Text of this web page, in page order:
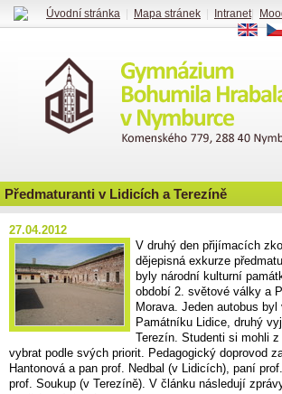
Předmaturanti v Lidicích a Terezíně
27.04.2012
V druhý den přijímacích
dějepisná exkurze
byly národní kulturní
období 2. světové války a
Morava. Jeden autobus byl
Památníku Lidice, druhý
Terezín. Studenti si mohli
vybrat podle svých priorit. Pedagogický doprovod
Hantonová a pan prof. Nedbal (v Lidicích), paní
prof. Soukup (v Terezíně). V článku následují
Úvodní stránka Mapa stránek Intranet|
EN